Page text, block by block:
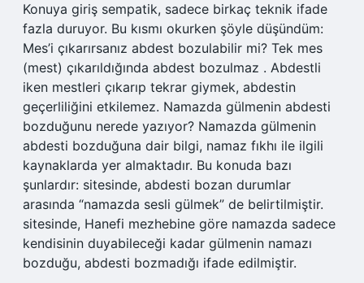
Konuya giriş sempatik, sadece birkaç teknik ifade
fazla duruyor. Bu kısmı okurken şöyle düşündüm:
Mes’i çıkarırsanız abdest bozulabilir mi? Tek mes
(mest) çıkarıldığında abdest bozulmaz . Abdestli
iken mestleri çıkarıp tekrar giymek, abdestin
geçerliliğini etkilemez. Namazda gülmenin abdesti
bozduğunu nerede yazıyor? Namazda gülmenin
abdesti bozduğuna dair bilgi, namaz fıkhı ile ilgili
kaynaklarda yer almaktadır. Bu konuda bazı
şunlardır: sitesinde, abdesti bozan durumlar
arasında “namazda sesli gülmek” de belirtilmiştir.
sitesinde, Hanefi mezhebine göre namazda sadece
kendisinin duyabileceği kadar gülmenin namazı
bozduğu, abdesti bozmadığı ifade edilmiştir.